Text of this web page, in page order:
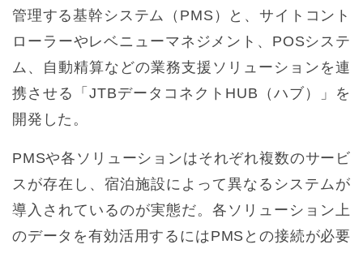
管理する基幹システム（PMS）と、サイトコント
ローラーやレベニューマネジメント、POSシステ
ム、自動精算などの業務支援ソリューションを連
携させる「JTBデータコネクトHUB（ハブ）」を
開発した。
PMSや各ソリューションはそれぞれ複数のサービ
スが存在し、宿泊施設によって異なるシステムが
導入されているのが実態だ。各ソリューション上
のデータを有効活用するにはPMSとの接続が必要